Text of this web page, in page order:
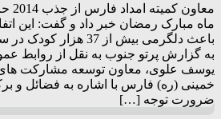
ماه مبارک رمضان خبر داد و گفت: این
باعث دلگرمی بیش از
به گزارش پرتو جنوب به نقل از روابط
یوسف علوی، معاون توسعه مشارکت های
خمینی (ره) فارس با اشاره به فضائل و
ضرورت توجه […]